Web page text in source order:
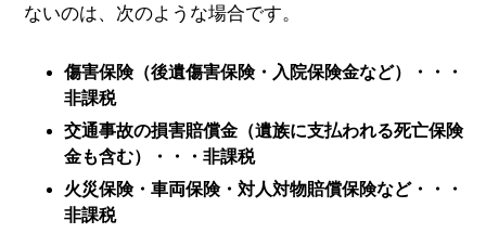
ないのは、次のような場合です。
傷害保険（後遺傷害保険・入院保険金など）・・・
非課税
交通事故の損害賠償金（遺族に支払われる死亡保険
金も含む）・・・非課税
火災保険・車両保険・対人対物賠償保険など・・・
非課税